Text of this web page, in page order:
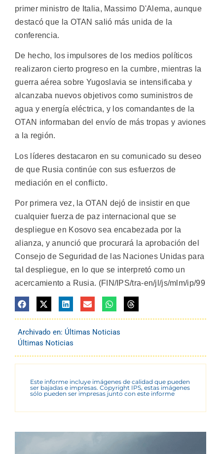
primer ministro de Italia, Massimo D'Alema, aunque
destacó que la OTAN salió más unida de la
conferencia.
De hecho, los impulsores de los medios políticos
realizaron cierto progreso en la cumbre, mientras la
guerra aérea sobre Yugoslavia se intensificaba y
alcanzaba nuevos objetivos como suministros de
agua y energía eléctrica, y los comandantes de la
OTAN informaban del envío de más tropas y aviones
a la región.
Los líderes destacaron en su comunicado su deseo
de que Rusia continúe con sus esfuerzos de
mediación en el conflicto.
Por primera vez, la OTAN dejó de insistir en que
cualquier fuerza de paz internacional que se
despliegue en Kosovo sea encabezada por la
alianza, y anunció que procurará la aprobación del
Consejo de Seguridad de las Naciones Unidas para
tal despliegue, en lo que se interpretó como un
acercamiento a Rusia. (FIN/IPS/tra-en/jl/js/mlm/ip/99
Archivado en: Últimas Noticias
Últimas Noticias
Este informe incluye imágenes de calidad que pueden
ser bajadas e impresas. Copyright IPS, estas imágenes
sólo pueden ser impresas junto con este informe